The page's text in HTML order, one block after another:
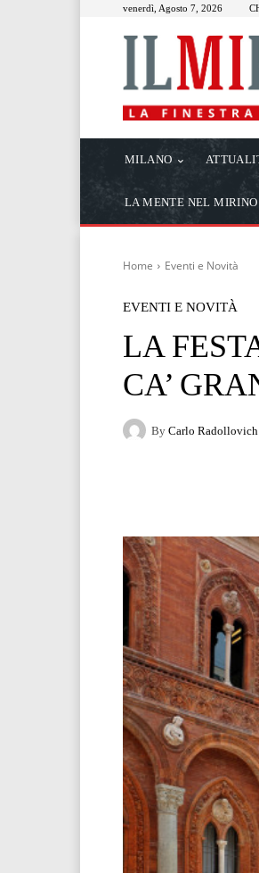
venerdì, Agosto 7, 2026
MILANO
LA MENTE NEL MIRINO
Home Eventi e Novità
EVENTI E NOVITÀ
LA
CA’
By Carlo Radollovich